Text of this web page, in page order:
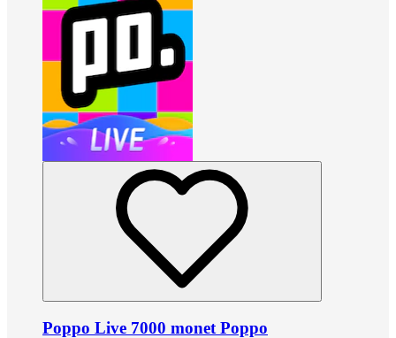
Poppo Live 7000 monet Poppo